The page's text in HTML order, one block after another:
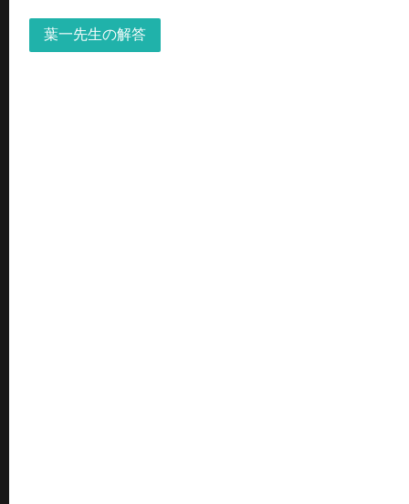
葉一先生の解答